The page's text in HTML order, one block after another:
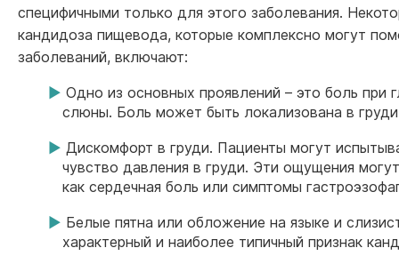
специфичными только для этого заболевания.
кандидоза пищевода, которые комплексно могут
заболеваний, включают:
Одно из основных проявлений – это боль при
слюны. Боль может быть локализована в
Дискомфорт в груди. Пациенты могут
чувство давления в груди. Эти ощущения
как сердечная боль или симптомы
Белые пятна или обложение на языке и
характерный и наиболее типичный признак